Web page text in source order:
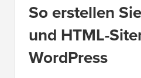
So erstellen
und HTML-
WordPress